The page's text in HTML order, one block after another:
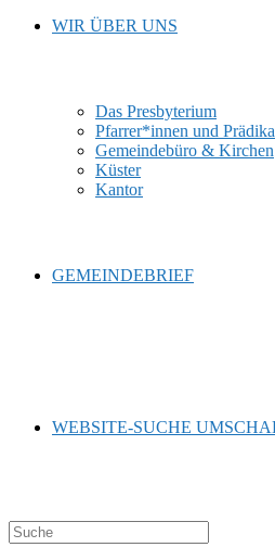
WIR ÜBER UNS
Das Presbyterium
Pfarrer*innen und
Gemeindebüro & Kirchen
Küster
Kantor
GEMEINDEBRIEF
WEBSITE-SUCHE